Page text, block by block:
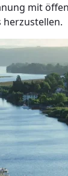
mit
herzustellen.